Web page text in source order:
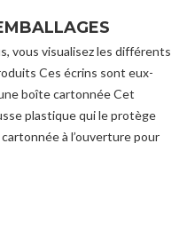
vous visualisez les différents
Ces écrins sont eux-
boîte cartonnée Cet
plastique qui le protège
à l’ouverture pour